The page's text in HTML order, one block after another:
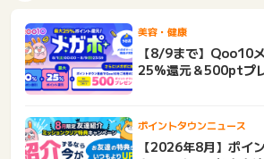
美容・健康
【8/9まで】Qoo10
25%還元＆500ptプ
ポイントタウンニュース
【2026年8月】ポイ